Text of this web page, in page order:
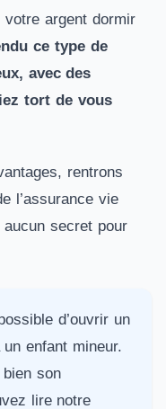
argent dormir
ce type de
avec des
tort de vous
rentrons
l’assurance vie
aucun secret pour
d’ouvrir un
enfant mineur.
son
lire notre